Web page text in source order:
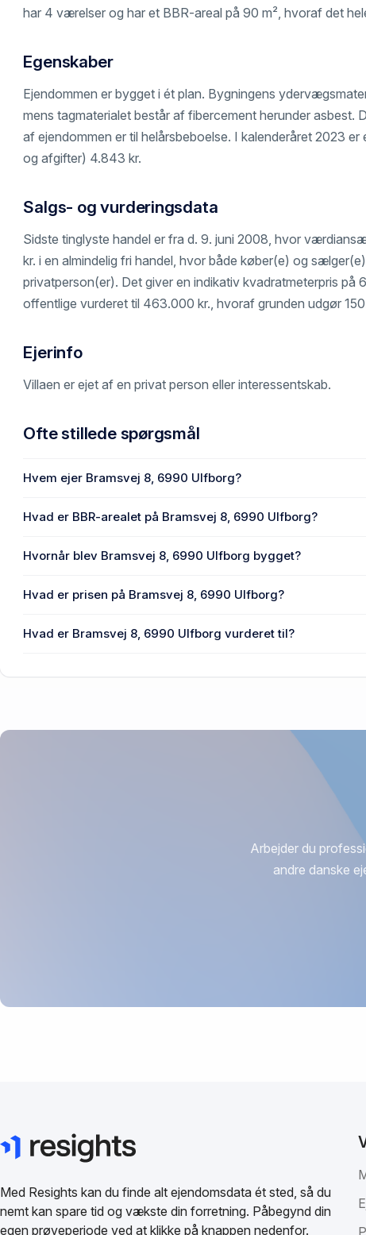
har 4 værelser og har et BBR-areal på 90 m², hvoraf det
Egenskaber
Ejendommen er bygget i ét plan. Bygningens
mens tagmaterialet består af fibercement herunder asbest.
af ejendommen er til helårsbeboelse. I kalenderåret 2023
og afgifter) 4.843 kr.
Salgs- og vurderingsdata
Sidste tinglyste handel er fra d. 9. juni 2008, hvor
kr. i en almindelig fri handel, hvor både køber(e) og
privatperson(er). Det giver en indikativ kvadratmeterpris på
offentlige vurderet til 463.000 kr., hvoraf grunden udgør
Ejerinfo
Villaen er ejet af en privat person eller interessentskab.
Ofte stillede spørgsmål
Hvem ejer Bramsvej 8, 6990 Ulfborg?
Hvad er BBR-arealet på Bramsvej 8, 6990 Ulfborg?
Hvornår blev Bramsvej 8, 6990 Ulfborg bygget?
Hvad er prisen på Bramsvej 8, 6990 Ulfborg?
Hvad er Bramsvej 8, 6990 Ulfborg vurderet til?
Arbejder du
andre danske
Med Resights kan du finde alt ejendomsdata ét sted, så du
nemt kan spare tid og vækste din forretning. Påbegynd din
egen prøveperiode ved at klikke på knappen nedenfor.